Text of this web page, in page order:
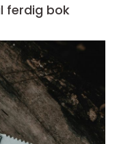
ferdig bok